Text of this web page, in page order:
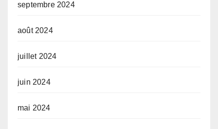
septembre 2024
août 2024
juillet 2024
juin 2024
mai 2024